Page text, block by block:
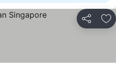
Partilhar